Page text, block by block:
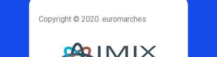
Copyright © 2020. euromarches